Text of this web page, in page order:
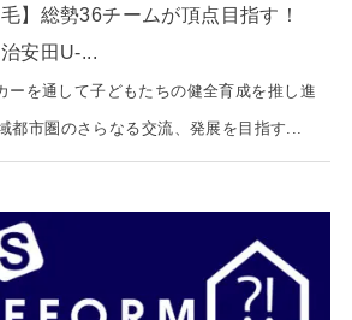
毛】総勢36チームが頂点目指す！
治安田U-...
ーを通して子どもたちの健全育成を推し進
都市圏のさらなる交流、発展を目指す...